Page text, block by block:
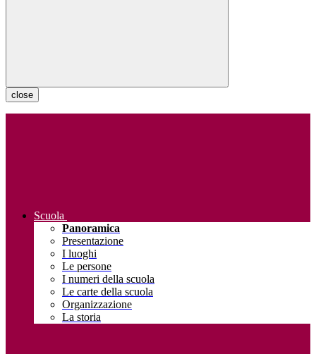
close
Scuola
Panoramica
Presentazione
I luoghi
Le persone
I numeri della scuola
Le carte della scuola
Organizzazione
La storia